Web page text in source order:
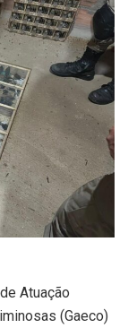
Atuação
(Gaeco)